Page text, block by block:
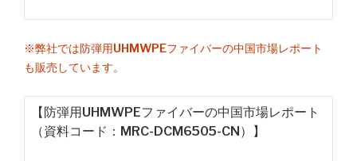
※弊社では防弾用UHMWPEファイバーの中国市場レポート
も販売しています。
【防弾用UHMWPEファイバーの中国市場レポート
（資料コード：MRC-DCM6505-CN）】